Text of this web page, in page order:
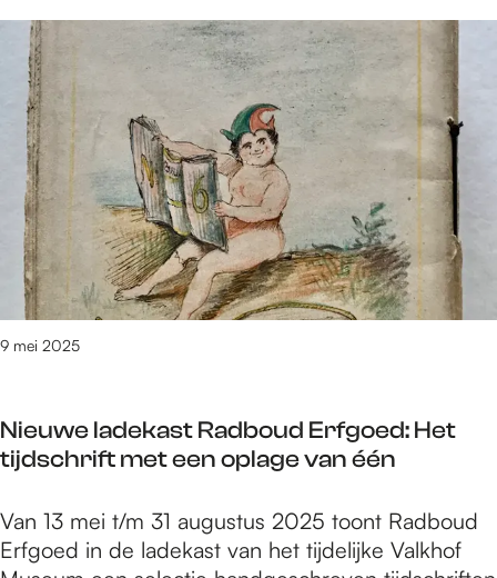
p
a
g
e
7
n
8
9
e
s
u
Nieuwe ladekast Radboud Erfgoed: Het
tijdschrift met een oplage van één
9 mei 2025
N
i
Van 13 mei t/m 31 augustus 2025 toont Radboud
Erfgoed in de ladekast van het tijdelijke Valkhof